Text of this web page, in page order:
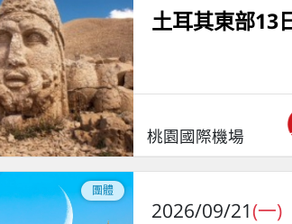
土耳其東部13
桃園國際機場
團體
2026/09/21(一)